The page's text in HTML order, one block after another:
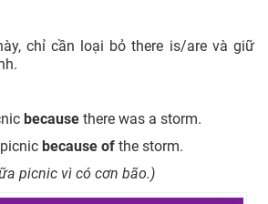
chỉ cần loại bỏ there is/are và giữ
because there was a storm.
because of the storm.
picnic vì có cơn bão.)